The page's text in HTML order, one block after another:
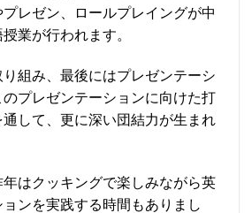
レゼン、ロールプレイングが中
業が行われます。
組み、最後にはプレゼンテーシ
のプレゼンテーションに向けた打
して、更に深い団結力が生まれ
はクッキングで楽しみながら英
ンを実践する時間もありまし